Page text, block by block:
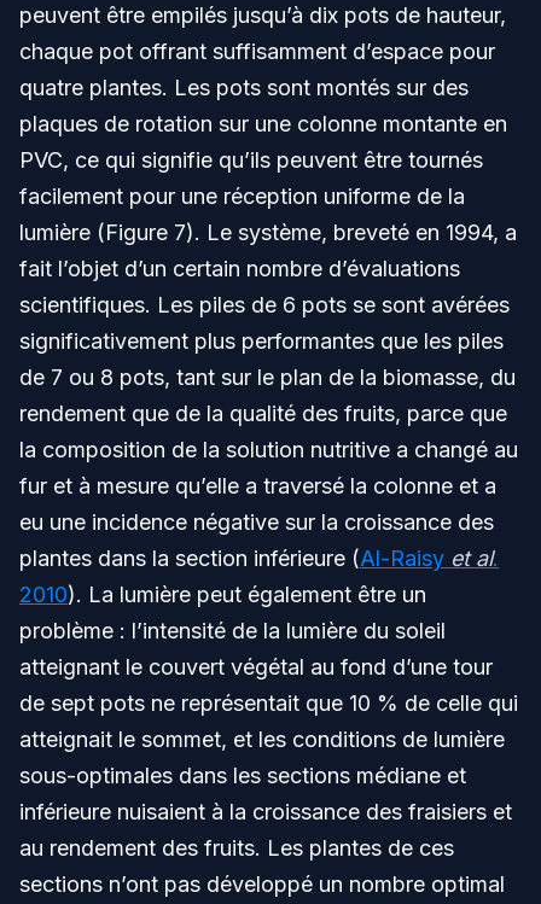
peuvent être empilés jusqu’à dix pots de hauteur,
chaque pot offrant suffisamment d’espace pour
quatre plantes. Les pots sont montés sur des
plaques de rotation sur une colonne montante en
PVC, ce qui signifie qu’ils peuvent être tournés
facilement pour une réception uniforme de la
lumière (Figure 7). Le système, breveté en 1994, a
fait l’objet d’un certain nombre d’évaluations
scientifiques. Les piles de 6 pots se sont avérées
significativement plus performantes que les piles
de 7 ou 8 pots, tant sur le plan de la biomasse, du
rendement que de la qualité des fruits, parce que
la composition de la solution nutritive a changé au
fur et à mesure qu’elle a traversé la colonne et a
eu une incidence négative sur la croissance des
plantes dans la section inférieure (Al-Raisy et al.
2010). La lumière peut également être un
problème : l’intensité de la lumière du soleil
atteignant le couvert végétal au fond d’une tour
de sept pots ne représentait que 10 % de celle qui
atteignait le sommet, et les conditions de lumière
sous-optimales dans les sections médiane et
inférieure nuisaient à la croissance des fraisiers et
au rendement des fruits. Les plantes de ces
sections n’ont pas développé un nombre optimal